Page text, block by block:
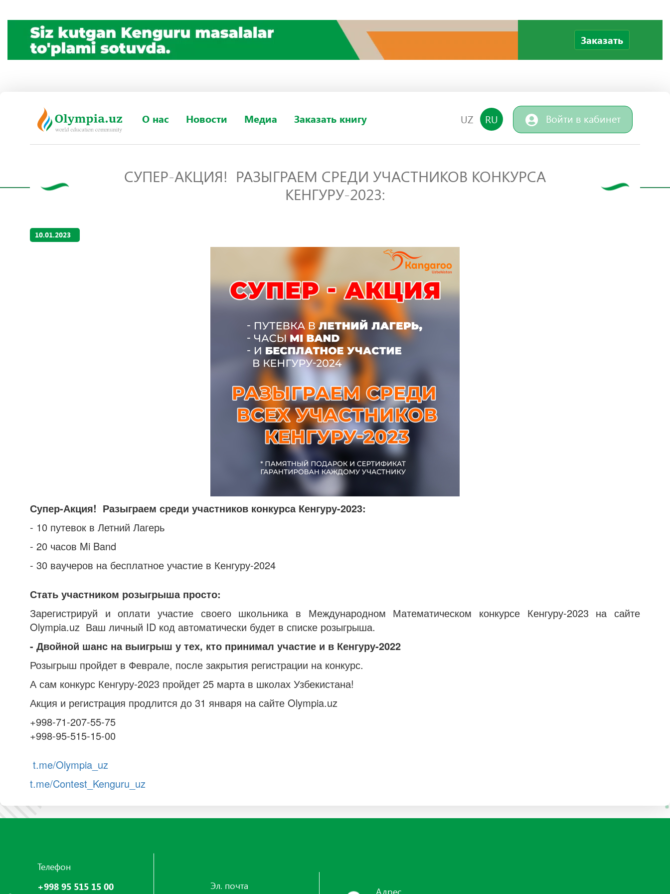
Заказать
О нас Новости Медиа Заказать книгу UZ RU Войти в кабинет
СУПЕР-АКЦИЯ! РАЗЫГРАЕМ СРЕДИ УЧАСТНИКОВ КОНКУРСА
КЕНГУРУ-2023:
10.01.2023
Супер-Акция! Разыграем среди участников конкурса Кенгуру-2023:
- 10 путевок в Летний Лагерь
- 20 часов Mi Band
- 30 ваучеров на бесплатное участие в Кенгуру-2024
Стать участником розыгрыша просто:
Зарегистрируй и оплати участие своего школьника в Международном Математическом конкурсе Кенгуру-2023 на сайте
Olympia.uz Ваш личный ID код автоматически будет в списке розыгрыша.
- Двойной шанс на выигрыш у тех, кто принимал участие и в Кенгуру-2022
Розыгрыш пройдет в Феврале, после закрытия регистрации на конкурс.
А сам конкурс Кенгуру-2023 пройдет 25 марта в школах Узбекистана!
Акция и регистрация продлится до 31 января на сайте Olympia.uz
+998-71-207-55-75
+998-95-515-15-00
t.me/Olympia_uz
t.me/Contest_Kenguru_uz
Телефон
+998 95 515 15 00
Эл. почта
Адрес